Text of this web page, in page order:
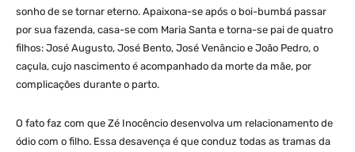
sonho de se tornar eterno. Apaixona-se após o boi-bumbá passar
por sua fazenda, casa-se com Maria Santa e torna-se pai de quatro
filhos: José Augusto, José Bento, José Venâncio e João Pedro, o
caçula, cujo nascimento é acompanhado da morte da mãe, por
complicações durante o parto.
O fato faz com que Zé Inocêncio desenvolva um relacionamento de
ódio com o filho. Essa desavença é que conduz todas as tramas da